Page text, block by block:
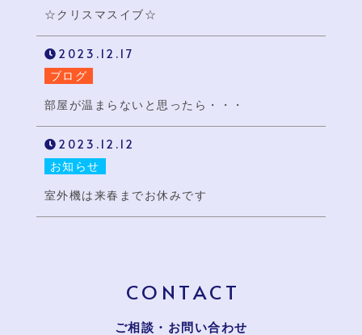
☆クリスマスイブ☆
2023.12.17
ブログ
部屋が温まらないと思ったら・・・
2023.12.12
お知らせ
室外機は来春までお休みです
CONTACT
ご相談・お問い合わせ